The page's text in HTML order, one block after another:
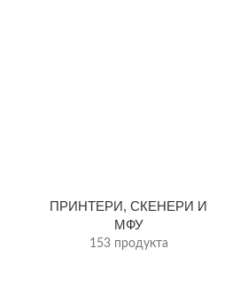
ПРИНТЕРИ, СКЕНЕРИ И
МФУ
153 продукта